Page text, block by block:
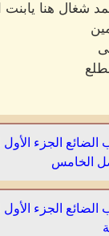
شغال هنا
الضائع الجزء
الخامس
الضائع الجزء